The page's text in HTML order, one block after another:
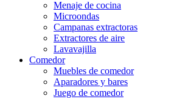
Menaje de cocina
Microondas
Campanas extractoras
Extractores de aire
Lavavajilla
Comedor
Muebles de comedor
Aparadores y bares
Juego de comedor